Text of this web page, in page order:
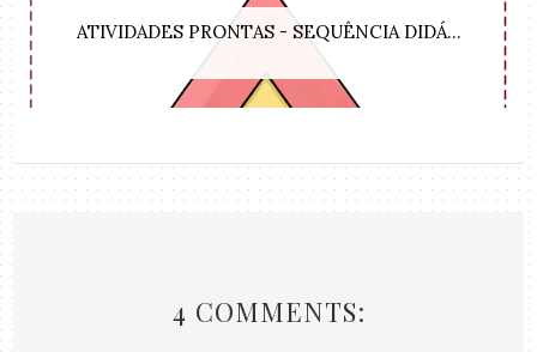
ATIVIDADES PRONTAS - SEQUÊNCIA DIDÁ...
4 COMMENTS: